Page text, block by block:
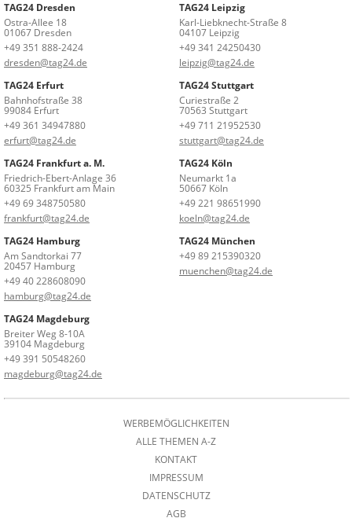
TAG24 Dresden
Ostra-Allee 18
01067 Dresden
+49 351 888-2424
dresden@tag24.de
TAG24 Leipzig
Karl-Liebknecht-Straße 8
04107 Leipzig
+49 341 24250430
leipzig@tag24.de
TAG24 Erfurt
Bahnhofstraße 38
99084 Erfurt
+49 361 34947880
erfurt@tag24.de
TAG24 Stuttgart
Curiestraße 2
70563 Stuttgart
+49 711 21952530
stuttgart@tag24.de
TAG24 Frankfurt a. M.
Friedrich-Ebert-Anlage 36
60325 Frankfurt am Main
+49 69 348750580
frankfurt@tag24.de
TAG24 Köln
Neumarkt 1a
50667 Köln
+49 221 98651990
koeln@tag24.de
TAG24 Hamburg
Am Sandtorkai 77
20457 Hamburg
+49 40 228608090
hamburg@tag24.de
TAG24 München
+49 89 215390320
muenchen@tag24.de
TAG24 Magdeburg
Breiter Weg 8-10A
39104 Magdeburg
+49 391 50548260
magdeburg@tag24.de
WERBEMÖGLICHKEITEN
ALLE THEMEN A-Z
KONTAKT
IMPRESSUM
DATENSCHUTZ
AGB